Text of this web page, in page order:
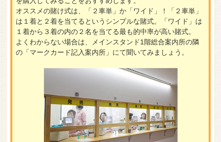
オススメの賭け式は、「２車単」か「ワイド」！「２車単」
は１着と２着を当てるというシンプルな賭式。「ワイド」は
１着から３着の内の２名を当てる最も的中率が高い賭式。
よくわからない場合は、メインスタンド1階総合案内所の隣
の「マークカード記入案内所」にて聞いてみましょう。